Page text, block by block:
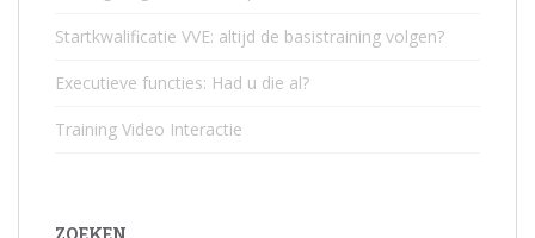
Startkwalificatie VVE: altijd de basistraining volgen?
Executieve functies: Had u die al?
Training Video Interactie